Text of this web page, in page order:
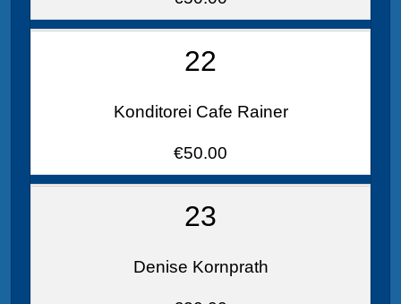
22
Konditorei Cafe Rainer
€50.00
23
Denise Kornprath